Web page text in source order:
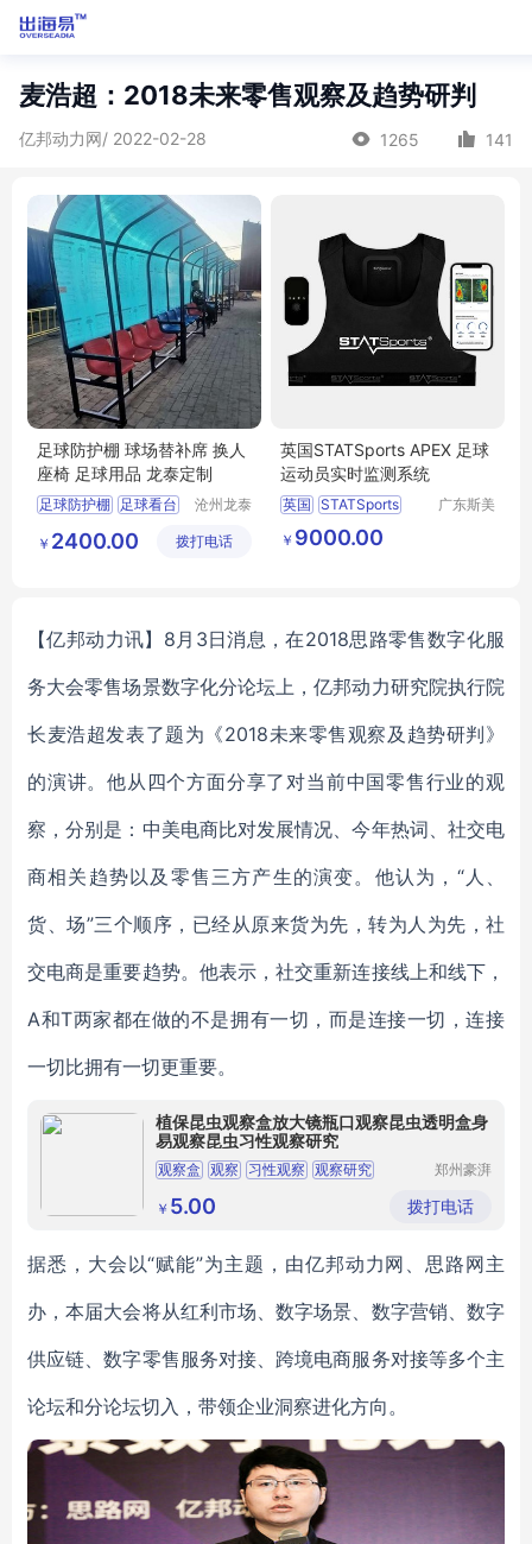
麦浩超：2018未来零售观察及趋势研判
亿邦动力网/ 2022-02-28 1265 141
足球防护棚 球场替补席 换人
座椅 足球用品 龙泰定制
足球防护棚
足球看台
足球用品
沧州龙泰
有限公司
￥ 2400.00 拨打电话
英国STATSports APEX 足球
运动员实时监测系统
英国 STATSports
APEX 足球运动员
足球实时监测
广东斯美
￥ 9000.00
【亿邦动力讯】8月3日消息，在2018思路零售数字化服
务大会零售场景数字化分论坛上，亿邦动力研究院执行院
长麦浩超发表了题为《2018未来零售观察及趋势研判》
的演讲。他从四个方面分享了对当前中国零售行业的观
察，分别是：中美电商比对发展情况、今年热词、社交电
商相关趋势以及零售三方产生的演变。他认为，“人、
货、场”三个顺序，已经从原来货为先，转为人为先，社
交电商是重要趋势。他表示，社交重新连接线上和线下，
A和T两家都在做的不是拥有一切，而是连接一切，连接
一切比拥有一切更重要。
植保昆虫观察盒放大镜瓶口观察昆虫透明盒身
易观察昆虫习性观察研究
观察盒 观察 习性观察 观察研究
透明盒身
郑州豪湃
有限公司
￥ 5.00 拨打电话
据悉，大会以“赋能”为主题，由亿邦动力网、思路网主
办，本届大会将从红利市场、数字场景、数字营销、数字
供应链、数字零售服务对接、跨境电商服务对接等多个主
论坛和分论坛切入，带领企业洞察进化方向。